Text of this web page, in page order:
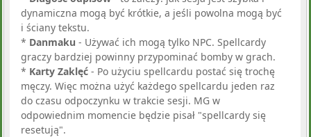
dynamiczna mogą być krótkie, a jeśli powolna mogą być
i ściany tekstu.
* Danmaku - Używać ich mogą tylko NPC. Spellcardy
graczy bardziej powinny przypominać bomby w grach.
* Karty Zaklęć - Po użyciu spellcardu postać się trochę
męczy. Więc można użyć każdego spellcardu jeden raz
do czasu odpoczynku w trakcie sesji. MG w
odpowiednim momencie będzie pisał "spellcardy się
resetują".